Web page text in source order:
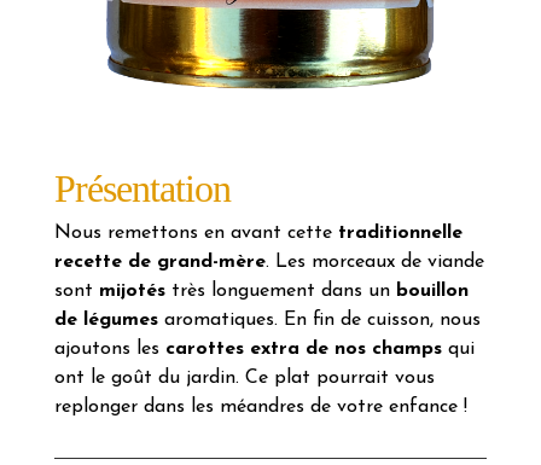
Présentation
Nous remettons en avant cette traditionnelle
recette de grand-mère. Les morceaux de viande
sont mijotéstrès longuement dans un bouillon
de légumesaromatiques. En fin de cuisson, nous
ajoutons les carottes extra de nos champsqui
ont le goût du jardin. Ce plat pourrait vous
replonger dans les méandres de votre enfance !